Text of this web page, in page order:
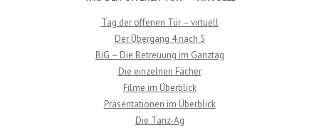
Tag der offenen Tür – virtuell
Der Übergang 4 nach 5
BiG – Die Betreuung im Ganztag
Die einzelnen Fächer
Filme im Überblick
Präsentationen im Überblick
Die Tanz-Ag